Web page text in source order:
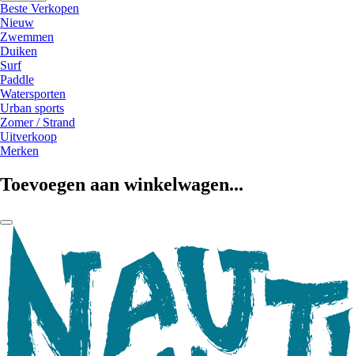
Beste Verkopen
Nieuw
Zwemmen
Duiken
Surf
Paddle
Watersporten
Urban sports
Zomer / Strand
Uitverkoop
Merken
Toevoegen aan winkelwagen...